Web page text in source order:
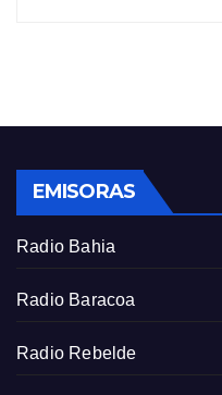
EMISORAS
Radio Bahia
Radio Baracoa
Radio Rebelde